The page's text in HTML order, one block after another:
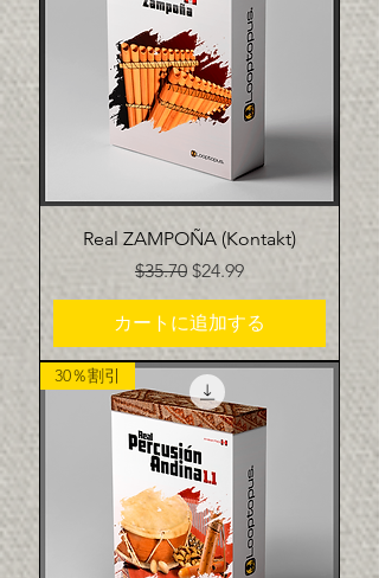
Real ZAMPOÑA (Kontakt)
通常価格
$35.70 セール価格
$24.99
カートに追加する
30％割引